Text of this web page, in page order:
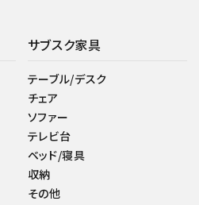
サブスク家具
テーブル/デスク
チェア
ソファー
テレビ台
ベッド/寝具
収納
その他